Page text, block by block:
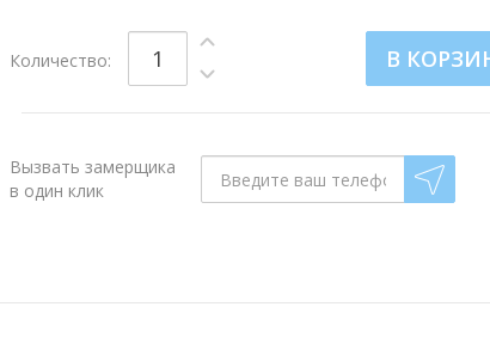
Количество: В
Вызвать замерщика
в один клик